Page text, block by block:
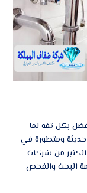
بكل ثقه لما
حديثة ومتطورة في
من شركات
البحث والفحص